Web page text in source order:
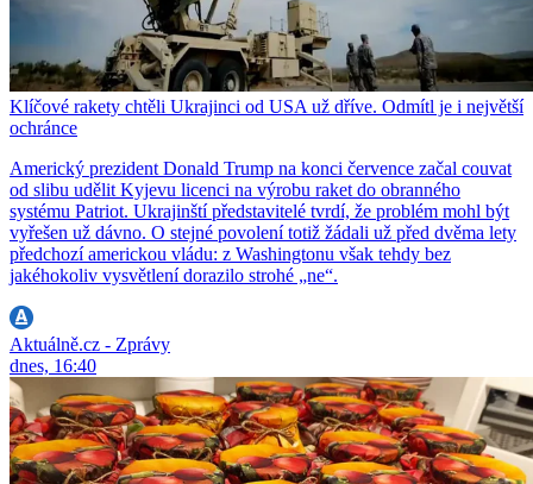
Klíčové rakety chtěli Ukrajinci od USA už dříve. Odmítl je i největší
ochránce
Americký prezident Donald Trump na konci července začal couvat
od slibu udělit Kyjevu licenci na výrobu raket do obranného
systému Patriot. Ukrajinští představitelé tvrdí, že problém mohl být
vyřešen už dávno. O stejné povolení totiž žádali už před dvěma lety
předchozí americkou vládu: z Washingtonu však tehdy bez
jakéhokoliv vysvětlení dorazilo strohé „ne“.
Aktuálně.cz - Zprávy
dnes, 16:40